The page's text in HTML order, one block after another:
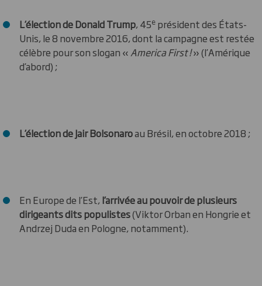
L’élection de Donald Trump, 45e président des États-
Unis, le 8 novembre 2016, dont la campagne est restée
célèbre pour son slogan «America First !» (l’Amérique
d’abord) ;
L’élection de Jair Bolsonaroau Brésil, en octobre 2018 ;
En Europe de l’Est, l’arrivée au pouvoir de plusieurs
dirigeants dits populistes(Viktor Orban en Hongrie et
Andrzej Duda en Pologne, notamment).